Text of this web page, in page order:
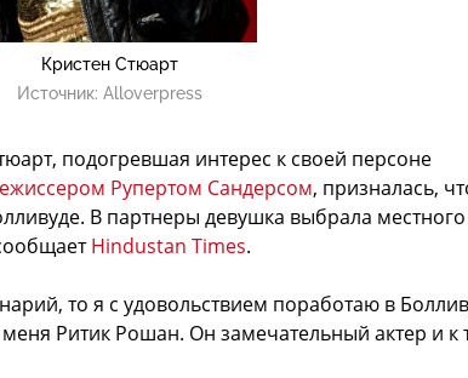
Кристен Стюарт
Источник: Alloverpress
подогревшая интерес к своей персоне
Рупертом Сандерсом, призналась,
В партнеры девушка выбрала местного
Hindustan Times.
то я с удовольствием поработаю в
Ритик Рошан. Он замечательный актер и к